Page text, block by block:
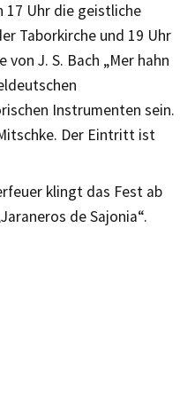
17 Uhr die geistliche
Taborkirche und 19 Uhr
J. S. Bach „Mer hahn
Instrumenten sein.
Der Eintritt ist
klingt das Fest ab
de Sajonia“.